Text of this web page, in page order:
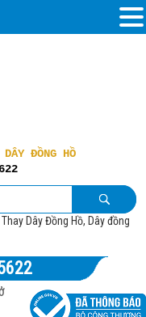
ĐỒNG HỒ
Dây Đồng Hồ, Dây đồng